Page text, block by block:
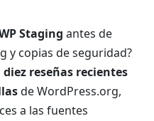
Staging antes de
y copias de seguridad?
diez reseñas recientes
de WordPress.org,
a las fuentes